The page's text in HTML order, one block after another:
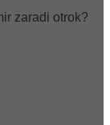
zaradi otrok?